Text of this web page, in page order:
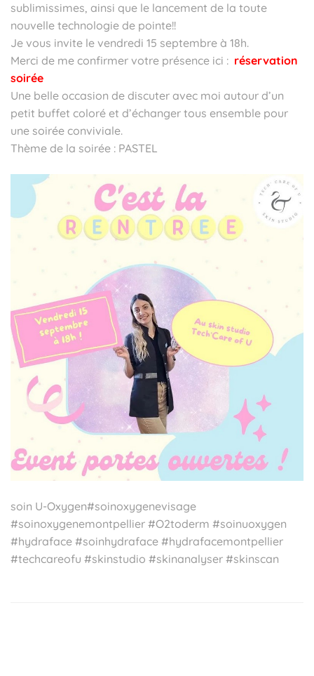
sublimissimes, ainsi que le lancement de la toute
nouvelle technologie de pointe!!
Je vous invite le vendredi 15 septembre à 18h.
Merci de me confirmer votre présence ici : réservation
soirée
Une belle occasion de discuter avec moi autour d’un
petit buffet coloré et d’échanger tous ensemble pour
une soirée conviviale.
Thème de la soirée : PASTEL
soin U-Oxygen#soinoxygenevisage
#soinoxygenemontpellier #O2toderm #soinuoxygen
#hydraface #soinhydraface #hydrafacemontpellier
#techcareofu #skinstudio #skinanalyser #skinscan